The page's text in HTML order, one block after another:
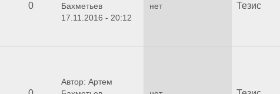
0
Бахметьев
17.11.2016 - 20:12
нет Тезис
Автор: Артем